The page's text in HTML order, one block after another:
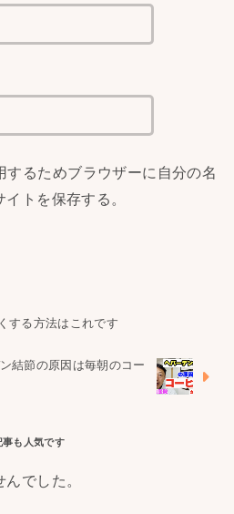
するためブラウザーに自分の名
トを保存する。
する方法はこれです
結節の原因は毎朝のコー
でした。